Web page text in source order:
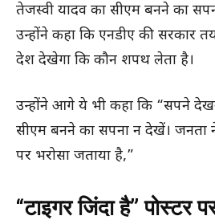
तेजस्वी यादव का सीएम बनने का
उन्होंने कहा कि एनडीए की सरकार
देश देखेगा कि कौन शपथ लेता है।
उन्होंने आगे ये भी कहा कि “सपने
सीएम बनने का सपना न देखें। जनता
पर भरोसा जताया है,”
“टाइगर जिंदा है” पोस्टर